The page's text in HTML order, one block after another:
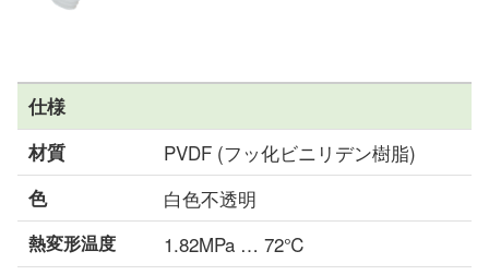
ログイン
ご利用ガイド
お問い合わせ窓口
会社情報
仕様
材質
PVDF (フッ化ビニリデン樹脂)
色 白色不透明
熱変形温度 1.82MPa … 72℃